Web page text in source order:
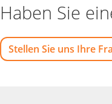
Haben Sie
Stellen Sie uns Ihre